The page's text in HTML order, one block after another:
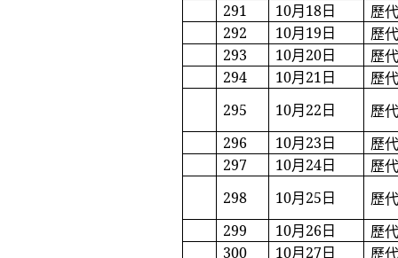
291
10月18日
歷
292
10月19日
歷
293
10月20日
歷
294
10月21日
歷
295
10月22日
歷
296
10月23日
歷
297
10月24日
歷
298
10月25日
歷
299
10月26日
歷
300
10月27日
歷